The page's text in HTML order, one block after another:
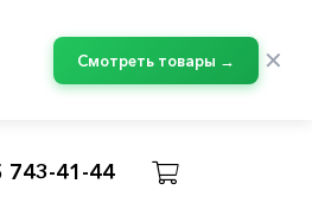
Смотреть товары → ✕
743-41-44